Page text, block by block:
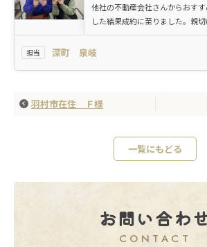
他社の不動産会社さんからおす
した結果成約に至りました。親
かげで、安心しておまかせでき
担当 深町 泉岐
羽村市在住 Ｆ様
一覧にもどる
お問い合わ
CONTACT